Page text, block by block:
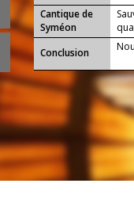
Cantique de
Syméon
Conclusion